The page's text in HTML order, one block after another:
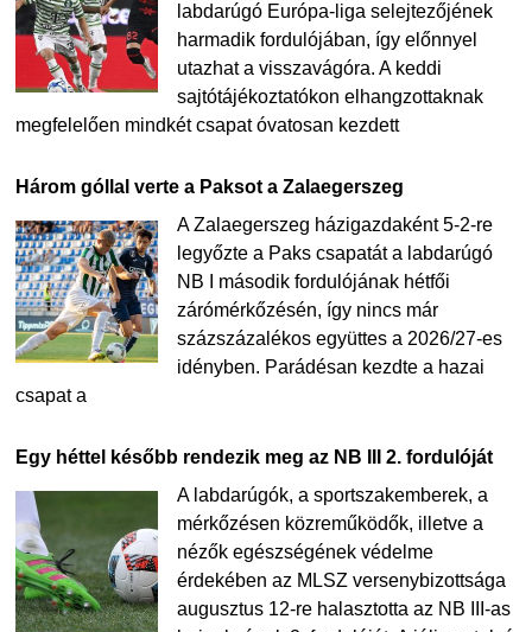
labdarúgó Európa-liga selejtezőjének
harmadik fordulójában, így előnnyel
utazhat a visszavágóra. A keddi
sajtótájékoztatókon elhangzottaknak
megfelelően mindkét csapat óvatosan kezdett
Három góllal verte a Paksot a Zalaegerszeg
A Zalaegerszeg házigazdaként 5-2-re
legyőzte a Paks csapatát a labdarúgó
NB I második fordulójának hétfői
zárómérkőzésén, így nincs már
százszázalékos együttes a 2026/27-es
idényben. Parádésan kezdte a hazai
csapat a
Egy héttel később rendezik meg az NB III 2. fordulóját
A labdarúgók, a sportszakemberek, a
mérkőzésen közreműködők, illetve a
nézők egészségének védelme
érdekében az MLSZ versenybizottsága
augusztus 12-re halasztotta az NB III-as